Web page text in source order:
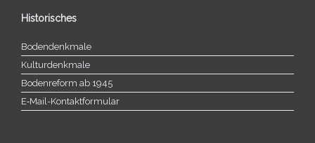
Historisches
Bodendenkmale
Kulturdenkmale
Bodenreform ab 1945
E‑Mail-​​Kontaktformular